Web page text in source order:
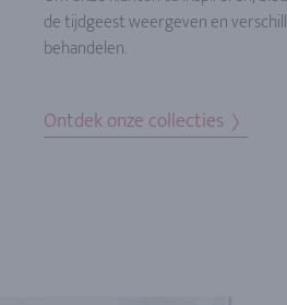
de tijdgeest weergeven en
behandelen.
Ontdek onze collecties